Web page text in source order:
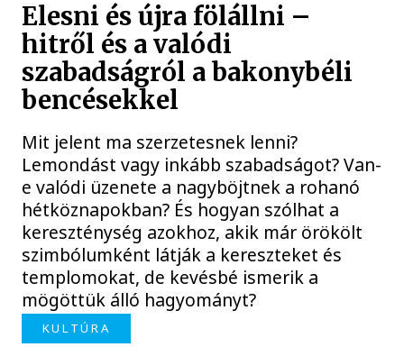
Elesni és újra fölállni –
hitről és a valódi
szabadságról a bakonybéli
bencésekkel
Mit jelent ma szerzetesnek lenni?
Lemondást vagy inkább szabadságot? Van-
e valódi üzenete a nagyböjtnek a rohanó
hétköznapokban? És hogyan szólhat a
kereszténység azokhoz, akik már örökölt
szimbólumként látják a kereszteket és
templomokat, de kevésbé ismerik a
mögöttük álló hagyományt?
KULTÚRA